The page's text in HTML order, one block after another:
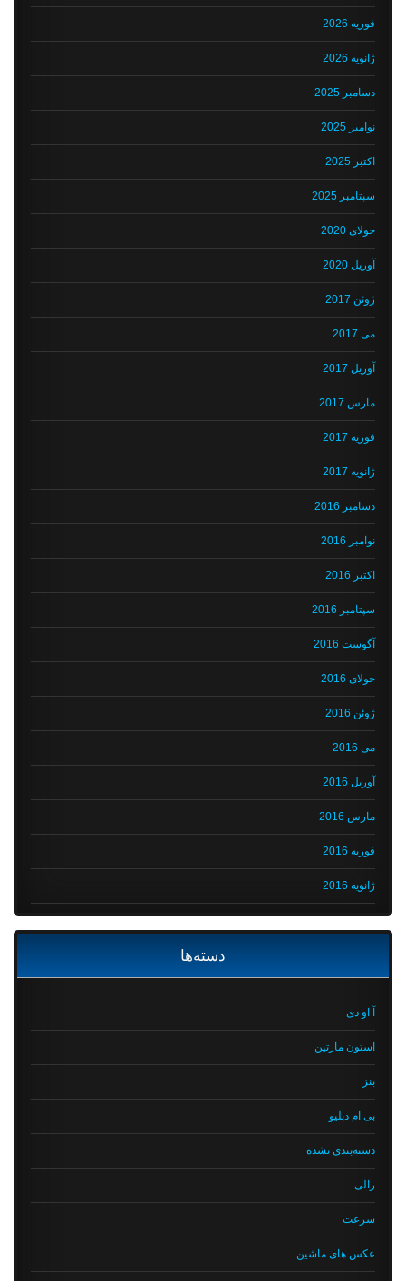
فوریه 2026
ژانویه 2026
دسامبر 2025
نوامبر 2025
اکتبر 2025
سپتامبر 2025
جولای 2020
آوریل 2020
ژوئن 2017
می 2017
آوریل 2017
مارس 2017
فوریه 2017
ژانویه 2017
دسامبر 2016
نوامبر 2016
اکتبر 2016
سپتامبر 2016
آگوست 2016
جولای 2016
ژوئن 2016
می 2016
آوریل 2016
مارس 2016
فوریه 2016
ژانویه 2016
دسته‌ها
آ او دی
استون مارتین
بی ام دبلیو
دسته‌بندی نشده
رالی
سرعت
عکس های ماشین